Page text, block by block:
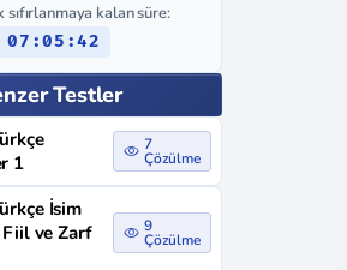
sıfırlanmaya kalan süre:
07:05:41
Testler
1
7
Çözülme
İsim
ve Zarf
9
Çözülme